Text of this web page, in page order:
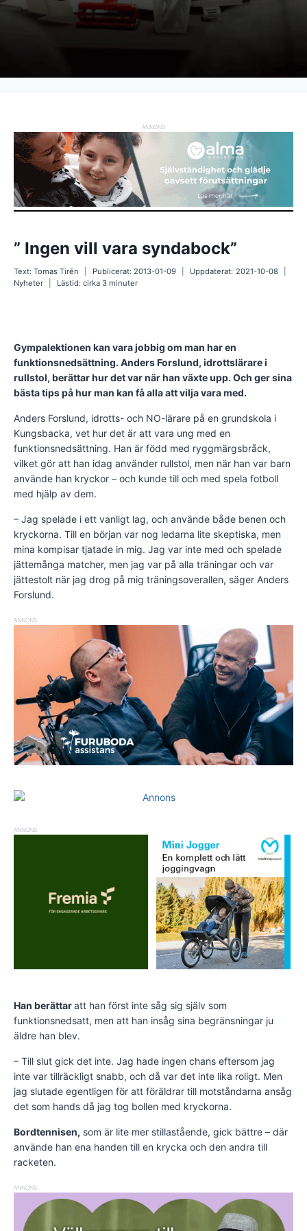
ANNONS
” Ingen vill vara syndabock”
Text: Tomas Tirén Publicerat: 2013-01-09 Uppdaterat: 2021-10-08
Nyheter
Lästid: cirka 3 minuter
Gympalektionen kan vara jobbig om man har en
funktionsned­sättning. Anders Forslund, idrottslärare i
rullstol, berättar hur det var när han växte upp. Och ger sina
bästa tips på hur man kan få alla att vilja vara med.
Anders Forslund, idrotts- och NO-lärare på en grundskola i
Kungsbacka, vet hur det är att vara ung med en
funktionsnedsättning. Han är född med ryggmärgsbråck,
vilket gör att han idag använder rullstol, men när han var barn
använde han kryckor – och kunde till och med spela fotboll
med hjälp av dem.
– Jag spelade i ett vanligt lag, och använde både benen och
kryckorna. Till en början var nog ledarna lite skeptiska, men
mina kompisar tjatade in mig. Jag var inte med och spelade
jättemånga matcher, men jag var på alla träningar och var
jättestolt när jag drog på mig träningsoverallen, säger Anders
Forslund.
ANNONS
ANNONS
Han berättaratt han först inte såg sig själv som
funktionsnedsatt, men att han insåg sina begränsningar ju
äldre han blev.
– Till slut gick det inte. Jag hade ingen chans eftersom jag
inte var tillräckligt snabb, och då var det inte lika roligt. Men
jag slutade egentligen för att föräldrar till motståndarna ansåg
det som hands då jag tog bollen med kryckorna.
Bordtennisen, som är lite mer stillastående, gick bättre – där
använde han ena handen till en krycka och den andra till
racketen.
ANNONS